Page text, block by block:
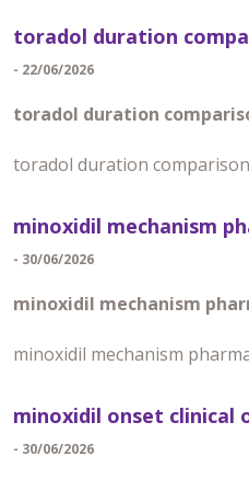
toradol duration
- 22/06/2026
toradol duration
toradol duration comparison
minoxidil mechanism
- 30/06/2026
minoxidil mechanism
minoxidil mechanism
minoxidil onset clinical
- 30/06/2026